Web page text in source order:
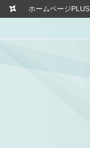
ホームページPLUS